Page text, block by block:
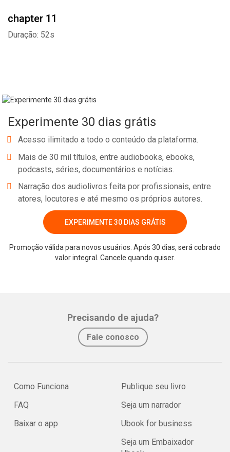
chapter 11
Duração: 52s
Experimente 30 dias grátis
Acesso ilimitado a todo o conteúdo da plataforma.
Mais de 30 mil títulos, entre audiobooks, ebooks,
podcasts, séries, documentários e notícias.
Narração dos audiolivros feita por profissionais, entre
atores, locutores e até mesmo os próprios autores.
EXPERIMENTE 30 DIAS GRÁTIS
Promoção válida para novos usuários. Após 30 dias, será cobrado
valor integral. Cancele quando quiser.
Precisando de ajuda?
Fale conosco
Como Funciona
FAQ
Baixar o app
Publique seu livro
Seja um narrador
Ubook for business
Seja um Embaixador